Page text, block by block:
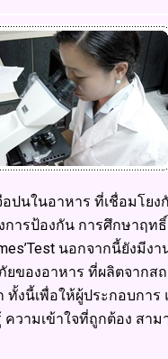
ปนในอาหาร ที่เชื่อมโยง
การป้องกัน การศึกษาฤท
นอกจากนี้ยังมีงา
ของอาหาร ที่ผลิตจากส
ทั้งนี้เพื่อให้ผู้ประกอบการ
วามเข้าใจที่ถูกต้อง สา